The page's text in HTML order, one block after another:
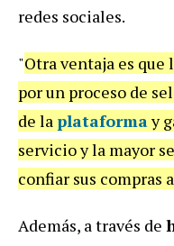
redes sociales.
"Otra ventaja es que
por un proceso de
de laplataformay
servicio y la mayor
confiar sus compras
Además, a través de